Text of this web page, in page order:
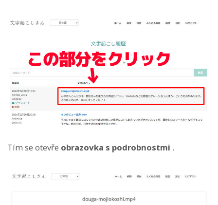
Tím se otevře obrazovka s podrobnostmi .